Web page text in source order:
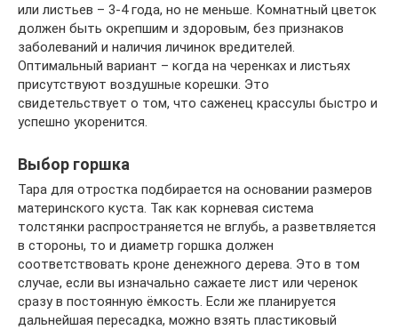
или листьев – 3-4 года, но не меньше. Комнатный цветок
должен быть окрепшим и здоровым, без признаков
заболеваний и наличия личинок вредителей.
Оптимальный вариант – когда на черенках и листьях
присутствуют воздушные корешки. Это
свидетельствует о том, что саженец крассулы быстро и
успешно укоренится.
Выбор горшка
Тара для отростка подбирается на основании размеров
материнского куста. Так как корневая система
толстянки распространяется не вглубь, а разветвляется
в стороны, то и диаметр горшка должен
соответствовать кроне денежного дерева. Это в том
случае, если вы изначально сажаете лист или черенок
сразу в постоянную ёмкость. Если же планируется
дальнейшая пересадка, можно взять пластиковый